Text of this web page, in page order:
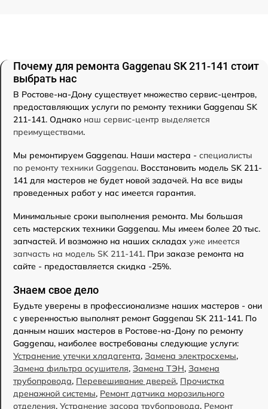
Почему для ремонта Gaggenau SK 211-141 стоит
выбрать нас
В Ростове-на-Дону существует множество сервис-центров,
предоставляющих услуги по ремонту техники Gaggenau SK
211-141. Однако наш сервис-центр выделяется
преимуществами.
Мы ремонтируем Gaggenau. Наши мастера - специалисты
по ремонту техники Gaggenau. Восстановить модель SK 211-
141 для мастеров не будет новой задачей. На все виды
проведенных работ у нас имеется гарантия.
Минимальные сроки выполнения ремонта. Мы большая
сеть мастерских техники Gaggenau. Мы имеем более 20 тыс.
запчастей. И возможно на наших складах уже имеется
запчасть на модель SK 211-141. При заказе ремонта на
сайте - предоставляется скидка -25%.
Знаем свое дело
Будьте уверены в профессионализме наших мастеров - они
с уверенностью выполнят ремонт Gaggenau SK 211-141. По
данным наших мастеров в Ростове-на-Дону по ремонту
Gaggenau, наиболее востребованы следующие услуги:
Устранение утечки хладагента, Замена электросхемы,
Замена фильтра осушителя, Замена ТЭН, Замена
трубопровода, Перевешивание дверей, Прочистка
дренажной системы, Ремонт датчика морозильного
отделения, Устранение засора трубопровода, Ремонт